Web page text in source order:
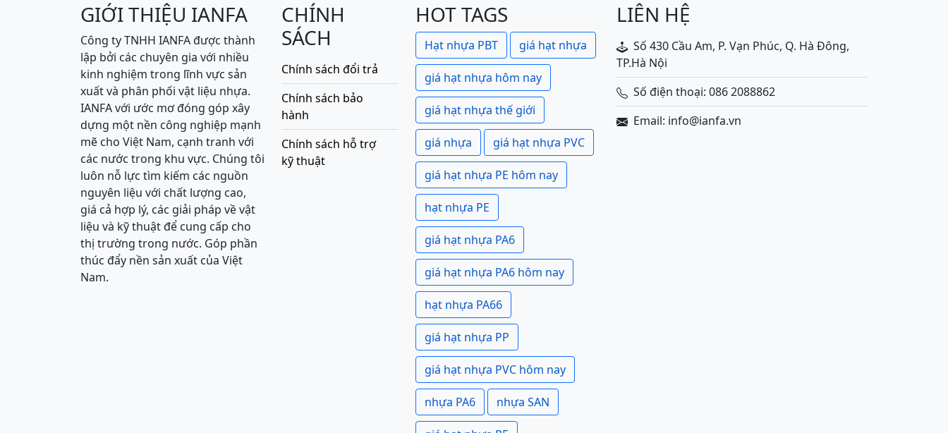
GIỚI THIỆU IANFA
Công ty TNHH IANFA được thành
lập bởi các chuyên gia với nhiều
kinh nghiệm trong lĩnh vực sản
xuất và phân phối vật liệu nhựa.
IANFA với ước mơ đóng góp xây
dựng một nền công nghiệp mạnh
mẽ cho Việt Nam, cạnh tranh với
các nước trong khu vực. Chúng tôi
luôn nỗ lực tìm kiếm các nguồn
nguyên liệu với chất lượng cao,
giá cả hợp lý, các giải pháp về vật
liệu và kỹ thuật để cung cấp cho
thị trường trong nước. Góp phần
thúc đẩy nền sản xuất của Việt
Nam.
CHÍNH
SÁCH
Chính sách đổi trả
Chính sách bảo
hành
Chính sách hỗ trợ
kỹ thuật
HOT TAGS
Hạt nhựa PBT giá hạt nhựa
giá hạt nhựa hôm nay
giá hạt nhựa thế giới
giá nhựa giá hạt nhựa PVC
giá hạt nhựa PE hôm nay
hạt nhựa PE
giá hạt nhựa PA6
giá hạt nhựa PA6 hôm nay
hạt nhựa PA66
giá hạt nhựa PP
giá hạt nhựa PVC hôm nay
nhựa PA6 nhựa SAN
LIÊN HỆ
Số 430 Cầu Am, P. Vạn Phúc, Q. Hà Đông,
TP.Hà Nội
Số điện thoại: 086 2088862
Email: info@ianfa.vn